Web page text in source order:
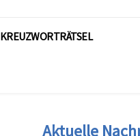
KREUZWORTRÄTSEL
Aktuelle